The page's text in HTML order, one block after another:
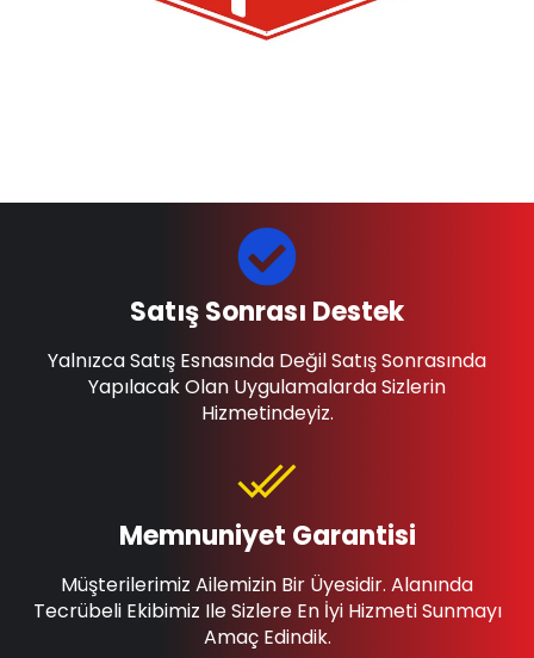
Memnuniyet Garantisi
Müşterilerimiz Ailemizin Bir Üyesidir. Alanında
Tecrübeli Ekibimiz Ile Sizlere En İyi Hizmeti Sunmayı
Amaç Edindik.
Satış Sonrası Destek
Yalnızca Satış Esnasında Değil Satış Sonrasında
Yapılacak Olan Uygulamalarda Sizlerin
Hizmetindeyiz.